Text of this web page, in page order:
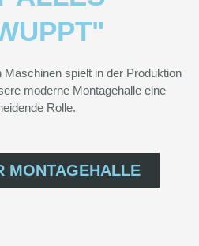
Maschinen spielt in der Produktion
moderne Montagehalle eine
Rolle.
MONTAGEHALLE